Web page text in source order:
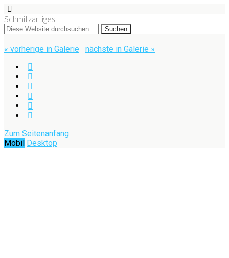
Schmitzartiges
« vorherige in Galerie nächste in Galerie »
Zum Seitenanfang
Mobil Desktop